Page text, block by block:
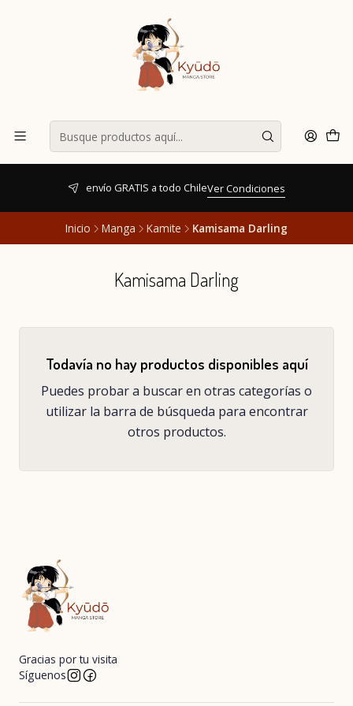
envío GRATIS a todo ChileVer Condiciones
Inicio Manga Kamite Kamisama Darling
Kamisama Darling
Todavía no hay productos disponibles aquí
Puedes probar a buscar en otras categorías o
utilizar la barra de búsqueda para encontrar
otros productos.
Gracias por tu visita
Síguenos